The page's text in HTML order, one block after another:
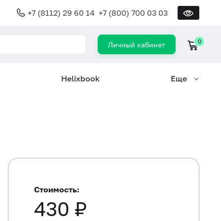
+7 (8112) 29 60 14 +7 (800) 700 03 03
Личный кабинет 0
Helixbook Еще
Стоимость:
430 ₽